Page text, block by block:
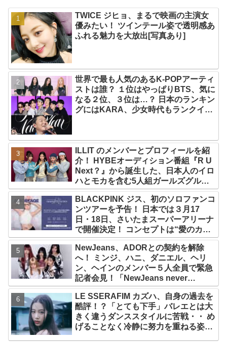
TWICE ジヒョ、まるで映画の主演女
優みたい！ ツインテール姿で透明感あ
ふれる魅力を大放出[写真あり]
世界で最も人気のあるK-POPアーティ
ストは誰？ １位はやっぱりBTS、気に
なる２位、３位は…？ 日本のランキン
グにはKARA、少女時代もランクイ
ILLIT のメンバーとプロフィールを紹
介！ HYBEオーディション番組『R U
Next？』から誕生した、日本人のイロ
ハとモカを含む5人組ガールズグルー
プ！ デビュー曲「Magnetic」がいき
なりの大ヒット
BLACKPINK ジス、初のソロファンコ
ンツアーを予告！ 日本では３月17
日・18日、さいたまスーパーアリーナ
で開催決定！ コンセプトは“愛のカケ
ラ”！？ 14日には新アルバム
『AMORTAGE』もリリース
NewJeans、ADORとの契約を解除
へ！ ミンジ、ハニ、ダニエル、ヘリ
ン、ヘインのメンバー５人全員で緊急
記者会見！「NewJeans never
dies!」と微笑みの宣言！ ADOR側、
2029年まで契約有効と主張
LE SSERAFIM カズハ、自身の過去を
酷評！？「とても下手」バレエとは大
きく違うダンススタイルに苦戦・・ め
げることなく冷静に努力を重ねる姿に